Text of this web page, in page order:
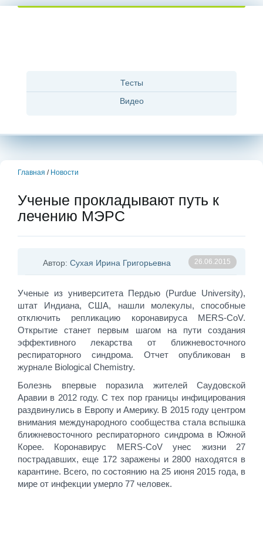
Тесты
Видео
Главная / Новости
Ученые прокладывают путь к
лечению МЭРС
Автор: Сухая Ирина Григорьевна 26.06.2015
Ученые из университета Пердью (Purdue University),
штат Индиана, США, нашли молекулы, способные
отключить репликацию коронавируса MERS-CoV.
Открытие станет первым шагом на пути создания
эффективного лекарства от ближневосточного
респираторного синдрома. Отчет опубликован в
журнале Biological Chemistry.
Болезнь впервые поразила жителей Саудовской
Аравии в 2012 году. С тех пор границы инфицирования
раздвинулись в Европу и Америку. В 2015 году центром
внимания международного сообщества стала вспышка
ближневосточного респираторного синдрома в Южной
Корее. Коронавирус MERS-CoV унес жизни 27
пострадавших, еще 172 заражены и 2800 находятся в
карантине. Всего, по состоянию на 25 июня 2015 года, в
мире от инфекции умерло 77 человек.